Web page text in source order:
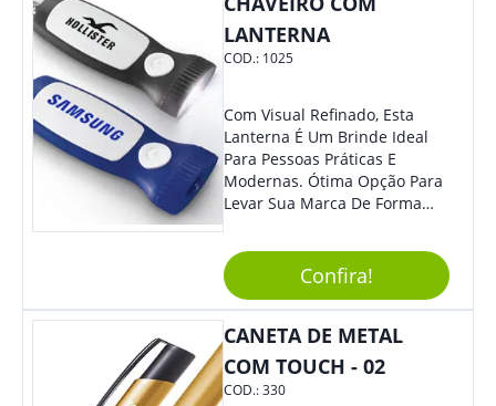
LANTERNA
COD.: 1025
Com Visual Refinado, Esta
Lanterna É Um Brinde Ideal
Para Pessoas Práticas E
Modernas. Ótima Opção Para
Levar Sua Marca De Forma
Sua Empresa Em Eventos,
Reuniões Corporativas Ou Até
Mesmo Para Presentear
Colaboradores E Parceiros De
Sua Empresa.
Confira!
CANETA DE METAL
COM TOUCH - 02
COD.:330